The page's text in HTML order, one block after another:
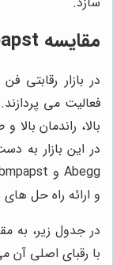
مقایسه ebmpapst با رقبا
در بازار رقابتی
بالا، راندمان
و ارائه راه حل
با رقبای اصلی آن